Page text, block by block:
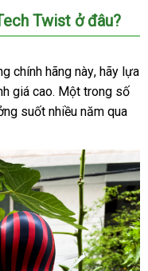
Twist ở đâu?
chính hãng nàygiảm
giá
, hãy lựa
giá caođịa
chỉ
. Một trong số
suốt nhiều năm qua